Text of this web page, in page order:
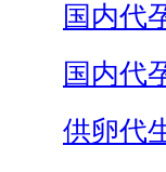
国内代
国内代
供卵代